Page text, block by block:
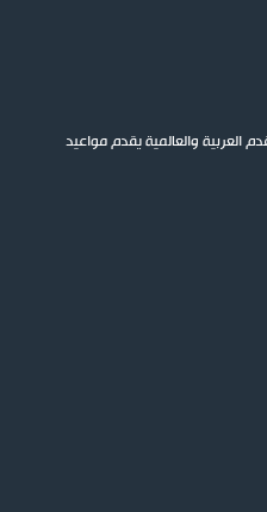
والعالمية يقدم مواعيد